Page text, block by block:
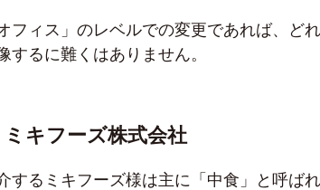
フィス」のレベルでの変更であれば、ど
するに難くはありません。
ミキフーズ株式会社
するミキフーズ様は主に「中食」と呼ば